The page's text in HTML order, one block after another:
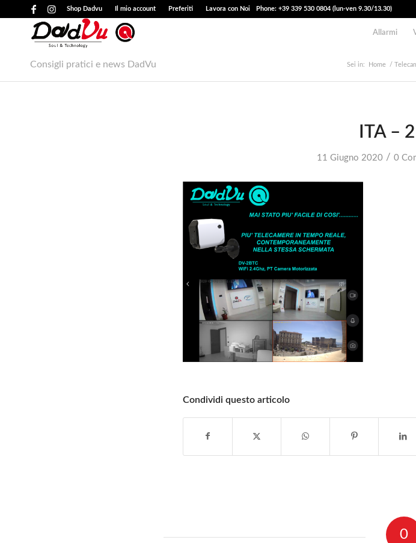
Shop Dadvu Il mio account Preferiti Lavora con Noi Phone: +39 339 530 0804 (lun-ven 9.30/13.30)
Allarmi
Consigli pratici e news DadVu Sei in: Home /
ITA –
11 Giugno 2020 / 0
Condividi questo articolo
0